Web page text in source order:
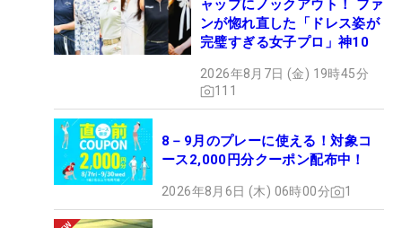
ャップにノックアウト！ ファ
ンが惚れ直した「ドレス姿が
完璧すぎる女子プロ」神10
2026年8月7日 (金) 19時45分
111
8－9月のプレーに使える！対象コ
ース2,000円分クーポン配布中！
2026年8月6日 (木) 06時00分 1